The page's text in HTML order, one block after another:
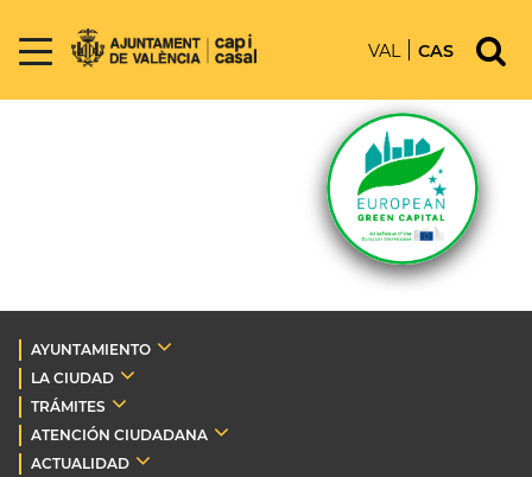
VAL CAS
AYUNTAMIENTO
LA CIUDAD
TRÁMITES
ATENCIÓN CIUDADANA
ACTUALIDAD